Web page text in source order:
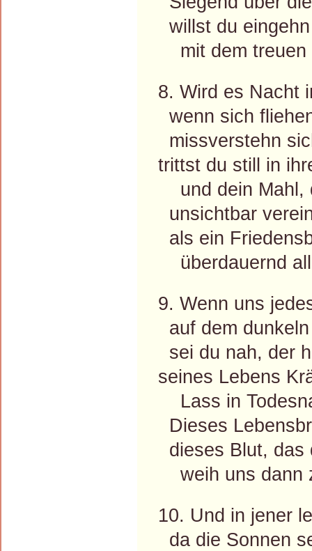
willst du
mit dem treuen
8. Wird es Nacht
wenn sich
missverstehn
trittst du still in
und dein Mahl,
unsichtbar
als ein
überdauernd
9. Wenn uns
auf dem
sei du nah, der
seines Lebens
Lass in
Dieses
dieses Blut, das
weih uns dann
10. Und in jener
da die Sonnen